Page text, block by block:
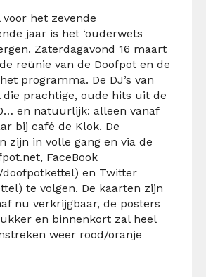
voor het zevende
jaar is het ‘ouderwets
Zaterdagavond 16 maart
reünie van de Doofpot en de
programma. De DJ’s van
die prachtige, oude hits uit de
en natuurlijk: alleen vanaf
bij café de Klok. De
zijn in volle gang en via de
FaceBook
en Twitter
te volgen. De kaarten zijn
nu verkrijgbaar, de posters
en binnenkort zal heel
weer rood/oranje